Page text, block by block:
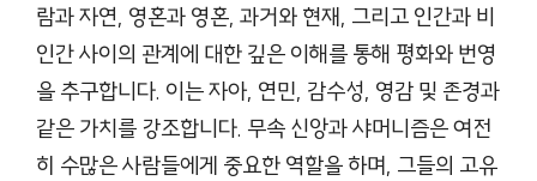
람과 자연, 영혼과 영혼, 과거와 현재, 그리고 인간과 비
인간 사이의 관계에 대한 깊은 이해를 통해 평화와 번영
을 추구합니다. 이는 자아, 연민, 감수성, 영감 및 존경과
같은 가치를 강조합니다. 무속 신앙과 샤머니즘은 여전
히 수많은 사람들에게 중요한 역할을 하며, 그들의 고유